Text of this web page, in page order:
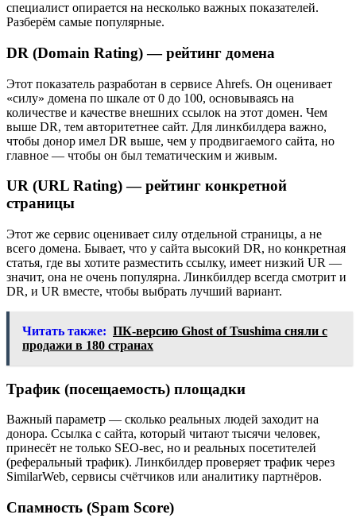
специалист опирается на несколько важных показателей.
Разберём самые популярные.
DR (Domain Rating) — рейтинг домена
Этот показатель разработан в сервисе Ahrefs. Он оценивает
«силу» домена по шкале от 0 до 100, основываясь на
количестве и качестве внешних ссылок на этот домен. Чем
выше DR, тем авторитетнее сайт. Для линкбилдера важно,
чтобы донор имел DR выше, чем у продвигаемого сайта, но
главное — чтобы он был тематическим и живым.
UR (URL Rating) — рейтинг конкретной
страницы
Этот же сервис оценивает силу отдельной страницы, а не
всего домена. Бывает, что у сайта высокий DR, но конкретная
статья, где вы хотите разместить ссылку, имеет низкий UR —
значит, она не очень популярна. Линкбилдер всегда смотрит и
DR, и UR вместе, чтобы выбрать лучший вариант.
Читать также: ПК-версию Ghost of Tsushima сняли с
продажи в 180 странах
Трафик (посещаемость) площадки
Важный параметр — сколько реальных людей заходит на
донора. Ссылка с сайта, который читают тысячи человек,
принесёт не только SEO-вес, но и реальных посетителей
(реферальный трафик). Линкбилдер проверяет трафик через
SimilarWeb, сервисы счётчиков или аналитику партнёров.
Спамность (Spam Score)